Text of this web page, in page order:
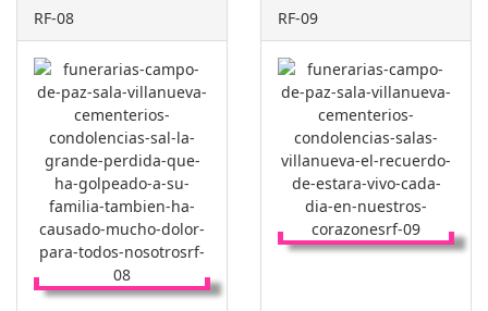
RF-08 RF-09